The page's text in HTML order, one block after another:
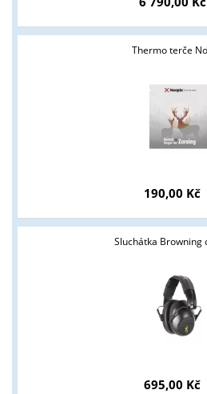
Thermo terče
190,00 Kč
Sluchátka Browning
695,00 Kč
Tyto stránky jsou určeny pouze
podnikatelům v oblasti zbraně
podmínky?